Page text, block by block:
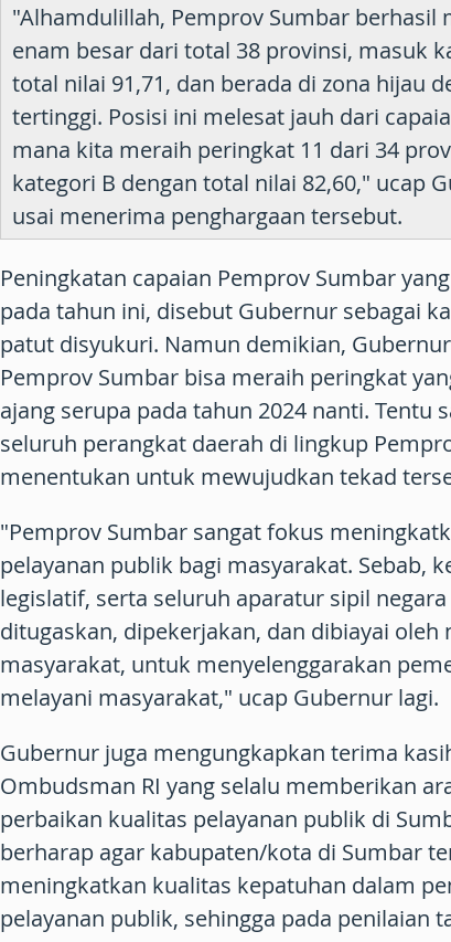
"Alhamdulillah, Pemprov Sumbar berhasil
enam besar dari total 38 provinsi, masuk
total nilai 91,71, dan berada di zona hijau
tertinggi. Posisi ini melesat jauh dari
mana kita meraih peringkat 11 dari 34
kategori B dengan total nilai 82,60," ucap
usai menerima penghargaan tersebut.
Peningkatan capaian Pemprov Sumbar
pada tahun ini, disebut Gubernur sebagai
patut disyukuri. Namun demikian,
Pemprov Sumbar bisa meraih peringkat
ajang serupa pada tahun 2024 nanti. Tentu
seluruh perangkat daerah di lingkup
menentukan untuk mewujudkan tekad
"Pemprov Sumbar sangat fokus
pelayanan publik bagi masyarakat. Sebab,
legislatif, serta seluruh aparatur sipil negara
ditugaskan, dipekerjakan, dan dibiayai oleh
masyarakat, untuk menyelenggarakan
melayani masyarakat," ucap Gubernur lagi.
Gubernur juga mengungkapkan terima
Ombudsman RI yang selalu memberikan
perbaikan kualitas pelayanan publik di
berharap agar kabupaten/kota di Sumbar
meningkatkan kualitas kepatuhan dalam
pelayanan publik, sehingga pada penilaian